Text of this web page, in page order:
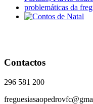
Contactos
296 581 200